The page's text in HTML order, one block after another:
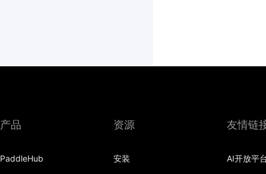
产品
PaddleHub
资源
安装
友情链
AI开放平